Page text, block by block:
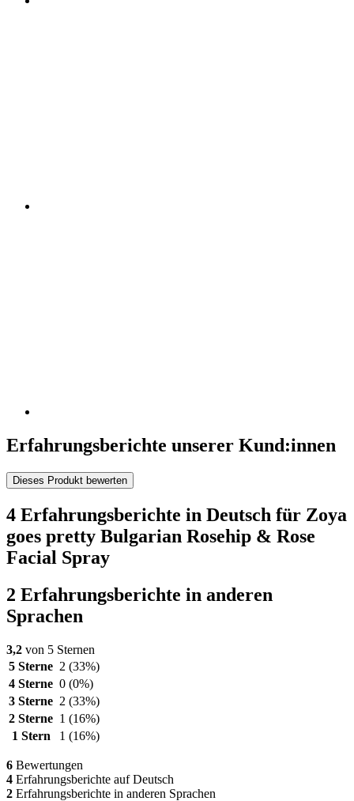
Erfahrungsberichte unserer Kund:innen
Dieses Produkt bewerten
4 Erfahrungsberichte in Deutsch für Zoya
goes pretty Bulgarian Rosehip & Rose
Facial Spray
2 Erfahrungsberichte in anderen
Sprachen
3,2 von 5 Sternen
5 Sterne 2 (33%)
4 Sterne 0 (0%)
3 Sterne 2 (33%)
2 Sterne 1 (16%)
1 Stern
1 (16%)
6 Bewertungen
4 Erfahrungsberichte auf Deutsch
2 Erfahrungsberichte in anderen Sprachen